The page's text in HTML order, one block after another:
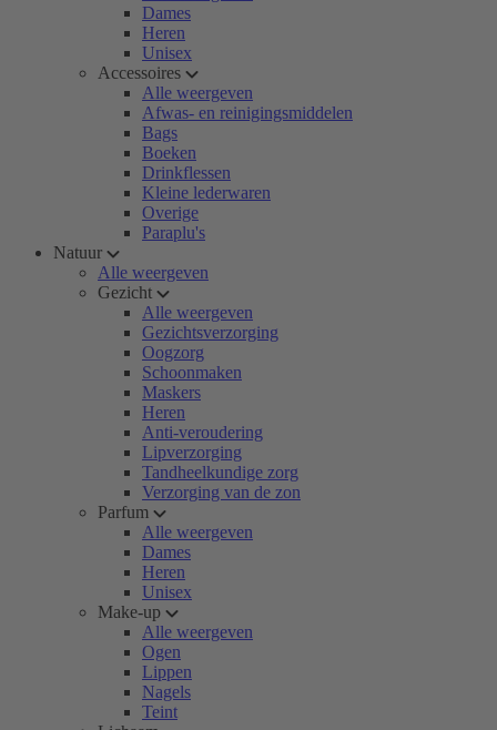
Dames
Heren
Unisex
Accessoires
Alle weergeven
Afwas- en reinigingsmiddelen
Bags
Boeken
Drinkflessen
Kleine lederwaren
Overige
Paraplu's
Natuur
Alle weergeven
Gezicht
Alle weergeven
Gezichtsverzorging
Oogzorg
Schoonmaken
Maskers
Heren
Anti-veroudering
Lipverzorging
Tandheelkundige zorg
Verzorging van de zon
Parfum
Alle weergeven
Dames
Heren
Unisex
Make-up
Alle weergeven
Ogen
Lippen
Nagels
Teint